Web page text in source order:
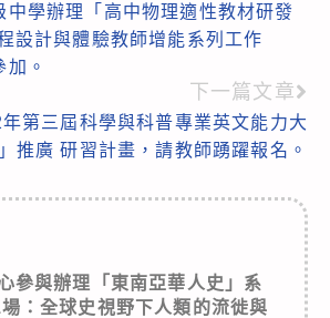
中學辦理「高中物理適性教材研發
設計與體驗教師增能系列工作
。
下一篇文章
年第三屆科學與科普專業英文能力大
推廣 研習計畫，請教師踴躍報名。
參與辦理「東南亞華人史」系
：全球史視野下人類的流徙與